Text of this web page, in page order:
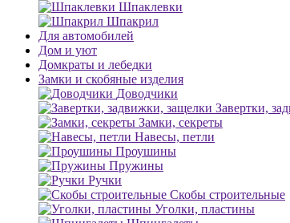
Шпаклевки
Шпакрил
Для автомобилей
Дом и уют
Домкраты и лебедки
Замки и скобяные изделия
Доводчики
Завертки,
Замки, секреты
Навесы, петли
Проушины
Пружины
Ручки
Скобы строительные
Уголки, пластины